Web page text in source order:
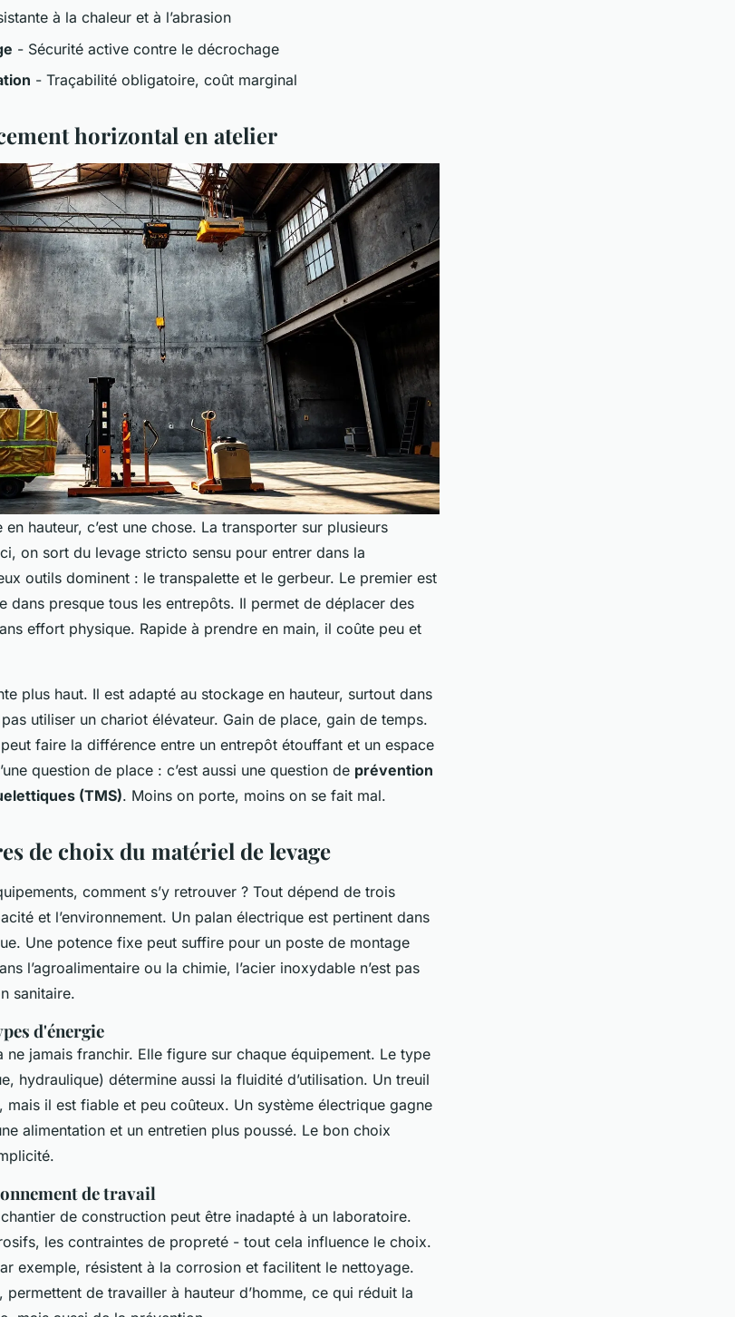
à la chaleur et à l’abrasion
- Sécurité active contre le décrochage
- Traçabilité obligatoire, coût marginal
horizontal en atelier
hauteur, c’est une chose. La transporter sur plusieurs
on sort du levage stricto sensu pour entrer dans la
outils dominent : le transpalette et le gerbeur. Le premier est
dans presque tous les entrepôts. Il permet de déplacer des
effort physique. Rapide à prendre en main, il coûte peu et
plus haut. Il est adapté au stockage en hauteur, surtout dans
utiliser un chariot élévateur. Gain de place, gain de temps.
faire la différence entre un entrepôt étouffant et un espace
question de place : c’est aussi une question de prévention
(TMS). Moins on porte, moins on se fait mal.
de choix du matériel de levage
comment s’y retrouver ? Tout dépend de trois
et l’environnement. Un palan électrique est pertinent dans
Une potence fixe peut suffire pour un poste de montage
l’agroalimentaire ou la chimie, l’acier inoxydable n’est pas
sanitaire.
d'énergie
ne jamais franchir. Elle figure sur chaque équipement. Le type
hydraulique) détermine aussi la fluidité d’utilisation. Un treuil
mais il est fiable et peu coûteux. Un système électrique gagne
alimentation et un entretien plus poussé. Le bon choix
de travail
de construction peut être inadapté à un laboratoire.
les contraintes de propreté - tout cela influence le choix.
exemple, résistent à la corrosion et facilitent le nettoyage.
permettent de travailler à hauteur d’homme, ce qui réduit la